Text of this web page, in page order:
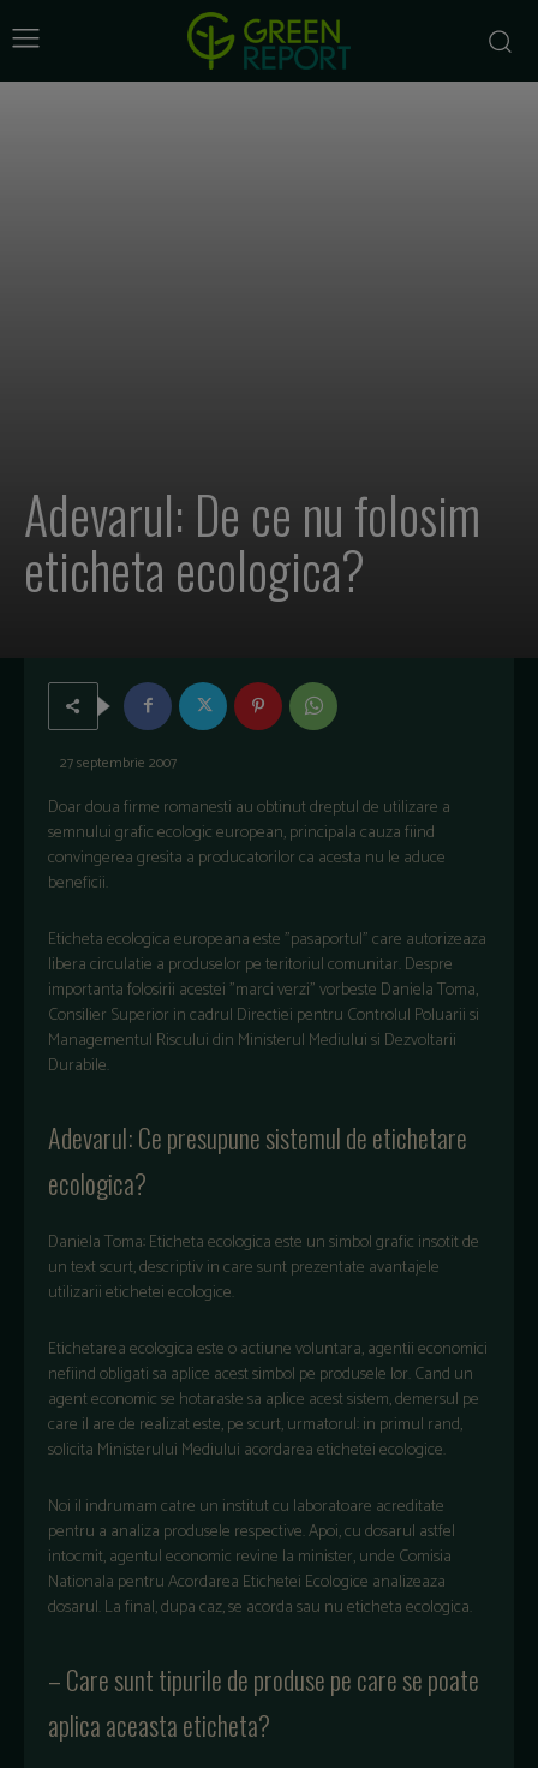
Adevarul: De ce nu folosim
eticheta ecologica?
27 septembrie 2007
Doar doua firme romanesti au obtinut dreptul de utilizare a
semnului grafic ecologic european, principala cauza fiind
convingerea gresita a producatorilor ca acesta nu le aduce
beneficii.
Eticheta ecologica europeana este "pasaportul" care autorizeaza
libera circulatie a produselor pe teritoriul comunitar. Despre
importanta folosirii acestei "marci verzi" vorbeste Daniela Toma,
Consilier Superior in cadrul Directiei pentru Controlul Poluarii si
Managementul Riscului din Ministerul Mediului si Dezvoltarii
Durabile.
Adevarul: Ce presupune sistemul de etichetare
ecologica?
Daniela Toma: Eticheta ecologica este un simbol grafic insotit de
un text scurt, descriptiv in care sunt prezentate avantajele
utilizarii etichetei ecologice.
Etichetarea ecologica este o actiune voluntara, agentii economici
nefiind obligati sa aplice acest simbol pe produsele lor. Cand un
agent economic se hotaraste sa aplice acest sistem, demersul pe
care il are de realizat este, pe scurt, urmatorul: in primul rand,
solicita Ministerului Mediului acordarea etichetei ecologice.
Noi il indrumam catre un institut cu laboratoare acreditate
pentru a analiza produsele respective. Apoi, cu dosarul astfel
intocmit, agentul economic revine la minister, unde Comisia
Nationala pentru Acordarea Etichetei Ecologice analizeaza
dosarul. La final, dupa caz, se acorda sau nu eticheta ecologica.
– Care sunt tipurile de produse pe care se poate
aplica aceasta eticheta?